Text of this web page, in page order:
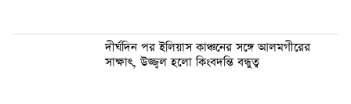
দীর্ঘদিন পর ইলিয়াস কাঞ্চনের সঙ্গে আলমগীরের
সাক্ষাৎ, উজ্জ্বল হলো কিংবদন্তি বন্ধুত্ব